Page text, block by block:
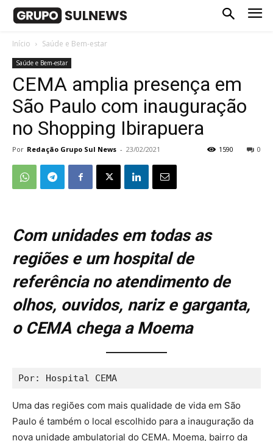
Início Saúde e Bem-estar
Saúde e Bem-estar
CEMA amplia presença em
São Paulo com inauguração
no Shopping Ibirapuera
Por Redação Grupo Sul News - 23/02/2021 0
1590
Com unidades em todas as
regiões e um hospital de
referência no atendimento de
olhos, ouvidos, nariz e garganta,
o CEMA chega a Moema
Por: Hospital CEMA
Uma das regiões com mais qualidade de vida em São
Paulo é também o local escolhido para a inauguração da
nova unidade ambulatorial do CEMA. Moema, bairro da